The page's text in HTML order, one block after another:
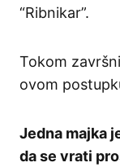
“Ribnikar”.
Tokom
ovom
Jedna majka
da se vrati